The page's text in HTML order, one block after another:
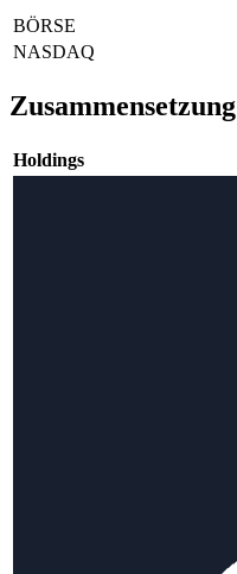
BÖRSE
NASDAQ
Zusammensetzung
Holdings